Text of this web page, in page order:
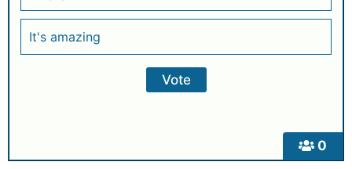
0
It's amazing